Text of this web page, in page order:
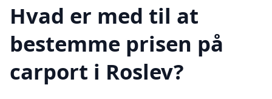
Hvad er med til at
bestemme prisen på
carport i Roslev?